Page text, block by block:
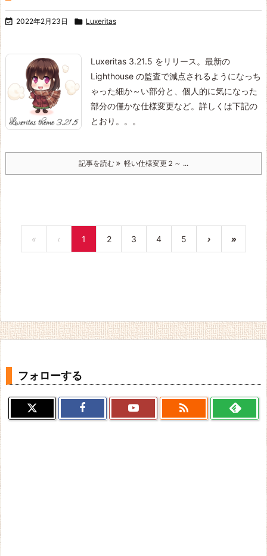
 2022年2月23日  Luxeritas
Luxeritas 3.21.5 をリリース。 最新の
Lighthouse の監査で減点されるようになっち
ゃった細か～い部分と、個人的に気になった
部分の僅かな仕様変更など。詳しくは下記の
とおり。。。
記事を読む 軽い仕様変更２～ ...
« ‹ 1 2 3 4 5 › »
フォローする
